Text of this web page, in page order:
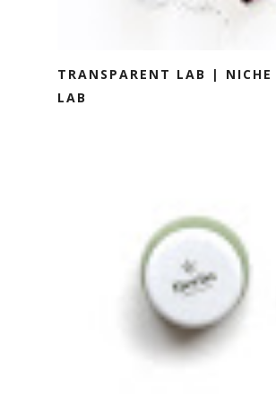
TRANSPARENT LAB | NICHE
LAB